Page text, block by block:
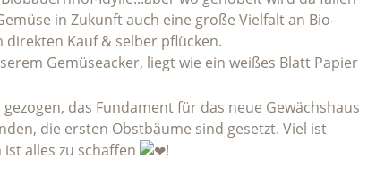
in Zukunft auch eine große Vielfalt an Bio-
Kauf & selber pflücken.
Gemüseacker, liegt wie ein weißes Blatt Papier
das Fundament für das neue Gewächshaus
die ersten Obstbäume sind gesetzt. Viel ist
alles zu schaffen
!